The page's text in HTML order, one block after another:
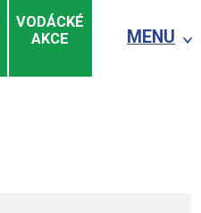
VODÁCKÉ
AKCE
MENU